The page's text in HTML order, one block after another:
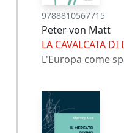
9788810567715
Peter von Matt
LA CAVALCATA
L'Europa come